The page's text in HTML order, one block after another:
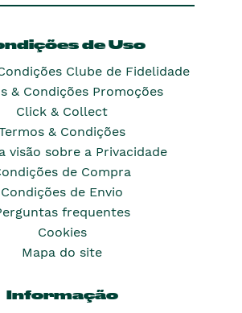
de Uso
Clube de Fidelidade
& Condições Promoções
Click & Collect
& Condições
visão sobre a Privacidade
de Compra
Condições de Envio
frequentes
Cookies
Mapa do site
Informação